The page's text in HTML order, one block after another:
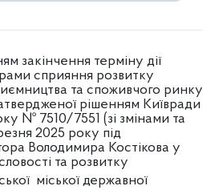
закінчення терміну дії
сприяння розвитку
та споживчого ринку
рішенням Київради
№ 7510/7551 (зі змінами та
2025 року під
Володимира Костікова у
та розвитку
міської державної